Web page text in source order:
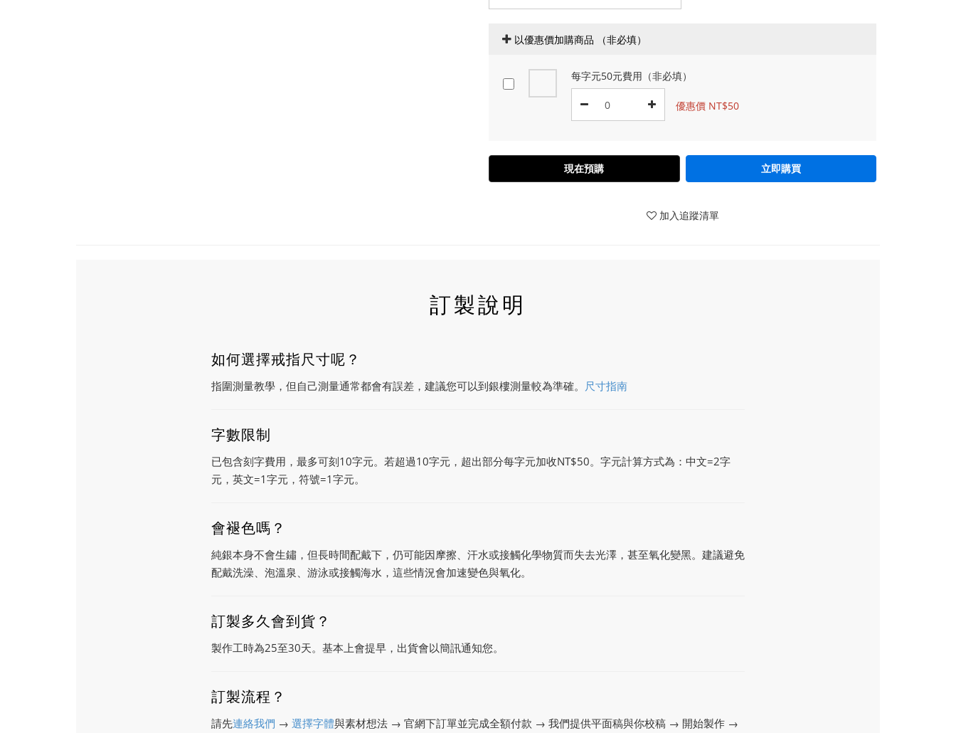
以優惠價加購商品
每字元50元費用（非必填）
優惠價 NT$50
現在預購 立即購買
加入追蹤清單
訂製說明
如何選擇戒指尺寸呢？
指圍測量教學，但自己測量通常都會有誤差，建議您可以到銀樓測量較為準確。 尺寸指南
字數限制
已包含刻字費用，最多可刻10字元。若超過10字元，超出部分每字元加收NT$50。字元計算方式為：中文=2字
元，英文=1字元，符號=1字元。
會褪色嗎？
純銀本身不會生鏽，但長時間配戴下，仍可能因摩擦、汗水或接觸化學物質而失去光澤，甚至氧化變黑。建議避免
配戴洗澡、泡溫泉、游泳或接觸海水，這些情況會加速變色與氧化。
訂製多久會到貨？
製作工時為25至30天。基本上會提早，出貨會以簡訊通知您。
訂製流程？
請先連絡我們 → 選擇字體與素材想法 → 官網下訂單並完成全額付款 → 我們提供平面稿與你校稿 → 開始製作 →